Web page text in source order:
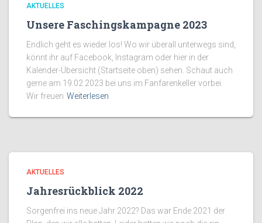
AKTUELLES
Unsere Faschingskampagne 2023
Endlich geht es wieder los! Wo wir überall unterwegs sind,
könnt ihr auf Facebook, Instagram oder hier in der
Kalender-Übersicht (Startseite oben) sehen. Schaut auch
gerne am 19.02.2023 bei uns im Fanfarenkeller vorbei.
Wir freuen Weiterlesen
AKTUELLES
Jahresrückblick 2022
Sorgenfrei ins neue Jahr 2022? Das war Ende 2021 der